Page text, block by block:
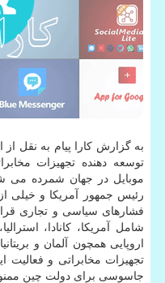
به گزارش كارا پیام به نقل از
توسعه دهنده تجهیزات
موبایل در جهان شمرده
رئیس جمهور آمریكا و
فشارهای سیاسی و تجاری
شامل آمریكا، كانادا،
اروپایی همچون آلمان و
تجهیزات مخابراتی و فعالیت
جاسوسی برای دولت چین ممنوع